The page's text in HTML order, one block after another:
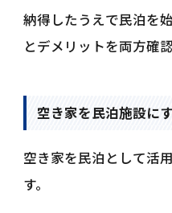
納得したうえで民泊を
とデメリットを両方確
空き家を民泊施設に
空き家を民泊として活
す。